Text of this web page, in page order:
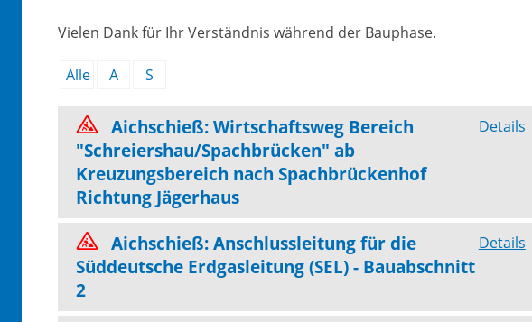
Vielen Dank für Ihr Verständnis während der Bauphase.
Alle A S
Aichschieß: Wirtschaftsweg Bereich
"Schreiershau/Spachbrücken" ab
Kreuzungsbereich nach Spachbrückenhof
Richtung Jägerhaus
Details
Aichschieß: Anschlussleitung für die
Süddeutsche Erdgasleitung (SEL) - Bauabschnitt
2
Details